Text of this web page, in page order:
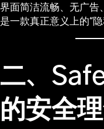
界面简洁流畅、无广告
是一款真正意义上的“隐
二、
的安全